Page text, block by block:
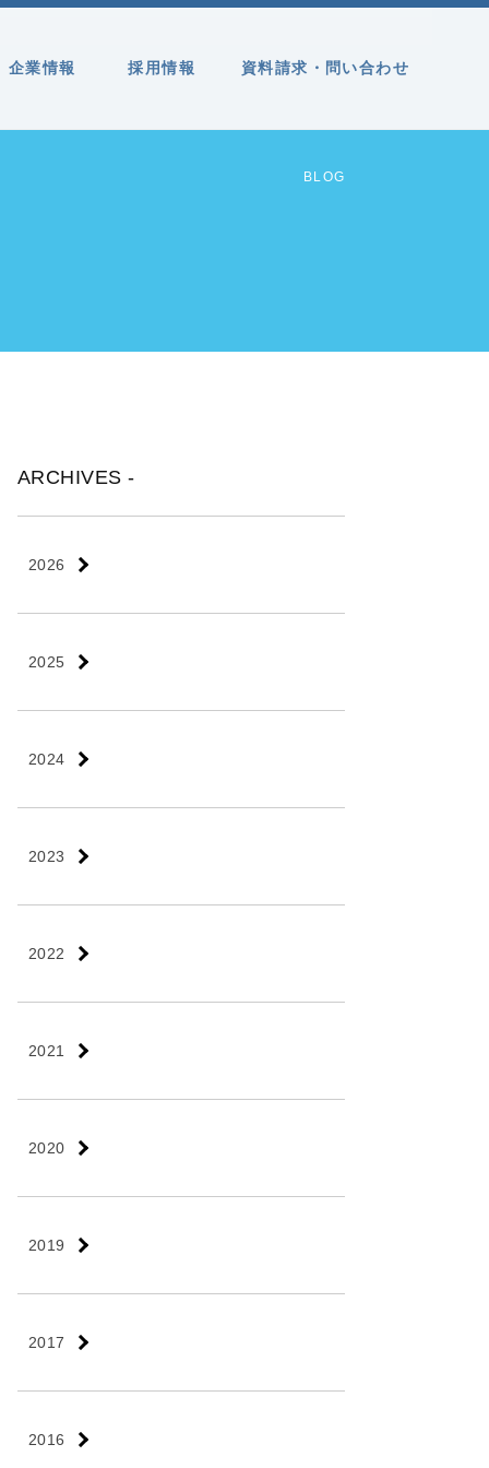
企業情報 採用情報 資料請求・問い合わせ
BLOG
ARCHIVES -
2026
2025
2024
2023
2022
2021
2020
2019
2017
2016